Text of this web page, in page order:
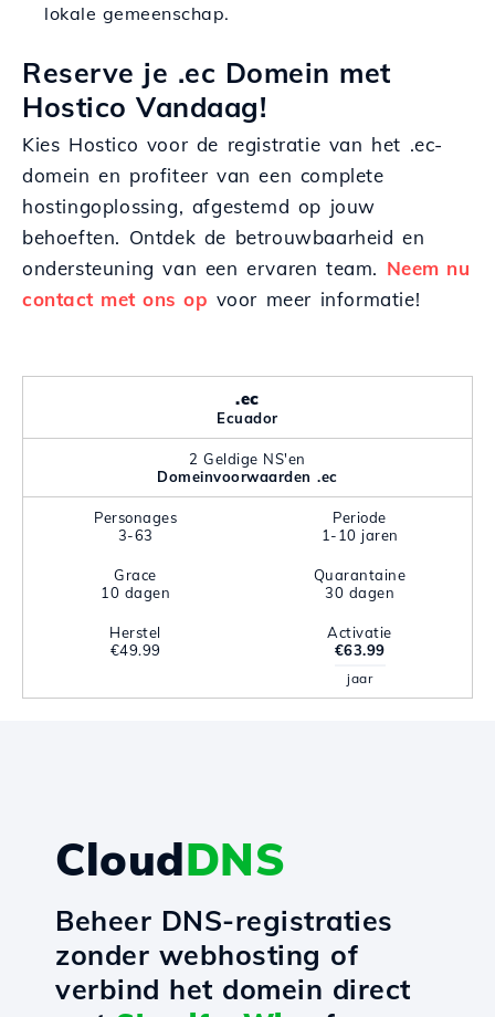
lokale gemeenschap.
Reserve je .ec Domein met
Hostico Vandaag!
Kies Hostico voor de registratie van het .ec-
domein en profiteer van een complete
hostingoplossing, afgestemd op jouw
behoeften. Ontdek de betrouwbaarheid en
ondersteuning van een ervaren team. Neem nu
contact met ons op voor meer informatie!
.ec
Ecuador
2 Geldige NS'en
Domeinvoorwaarden .ec
Personages
3-63
Periode
1-10 jaren
Grace
10 dagen
Quarantaine
30 dagen
Herstel
€49.99
Activatie
€63.99
jaar
CloudDNS
Beheer DNS-registraties
zonder webhosting of
verbind het domein direct